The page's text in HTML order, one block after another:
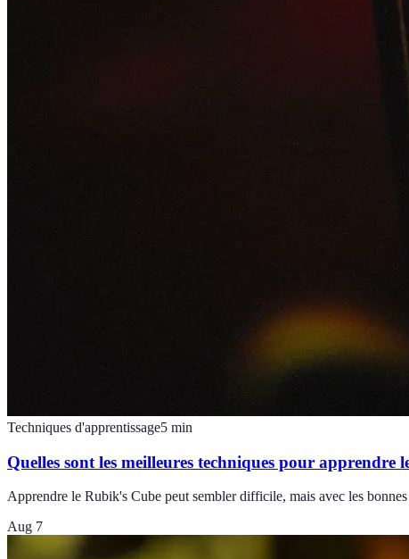
Techniques d'apprentissage5 min
Quelles sont les meilleures techniques pour apprendre
Apprendre le Rubik's Cube peut sembler difficile, mais avec les
Aug 7